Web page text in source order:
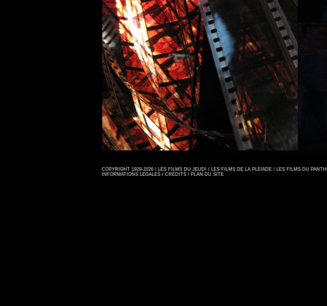
COPYRIGHT 1929-2026 / LES FILMS DU JEUDI / LES FILMS DE LA PLEIADE / LES FILMS DU
INFORMATIONS LEGALES / CREDITS / PLAN DU SITE